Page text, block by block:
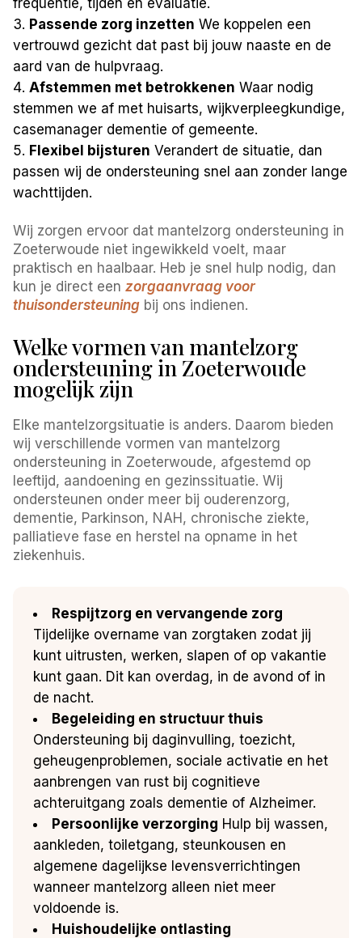
Passende zorg inzetten We koppelen een
vertrouwd gezicht dat past bij jouw naaste en de
aard van de hulpvraag.
Afstemmen met betrokkenen Waar nodig
stemmen we af met huisarts, wijkverpleegkundige,
casemanager dementie of gemeente.
Flexibel bijsturen Verandert de situatie, dan
passen wij de ondersteuning snel aan zonder lange
wachttijden.
Wij zorgen ervoor dat mantelzorg ondersteuning in
Zoeterwoude niet ingewikkeld voelt, maar
praktisch en haalbaar. Heb je snel hulp nodig, dan
kun je direct eenzorgaanvraag voor
thuisondersteuning bij ons indienen.
Welke vormen van mantelzorg
ondersteuning in Zoeterwoude
mogelijk zijn
Elke mantelzorgsituatie is anders. Daarom bieden
wij verschillende vormen van mantelzorg
ondersteuning in Zoeterwoude, afgestemd op
leeftijd, aandoening en gezinssituatie. Wij
ondersteunen onder meer bij ouderenzorg,
dementie, Parkinson, NAH, chronische ziekte,
palliatieve fase en herstel na opname in het
ziekenhuis.
Respijtzorg en vervangende zorg
Tijdelijke overname van zorgtaken zodat jij
kunt uitrusten, werken, slapen of op vakantie
kunt gaan. Dit kan overdag, in de avond of in
de nacht.
Begeleiding en structuur thuis
Ondersteuning bij daginvulling, toezicht,
geheugenproblemen, sociale activatie en het
aanbrengen van rust bij cognitieve
achteruitgang zoals dementie of Alzheimer.
Persoonlijke verzorging Hulp bij wassen,
aankleden, toiletgang, steunkousen en
algemene dagelijkse levensverrichtingen
wanneer mantelzorg alleen niet meer
voldoende is.
Huishoudelijke ontlasting